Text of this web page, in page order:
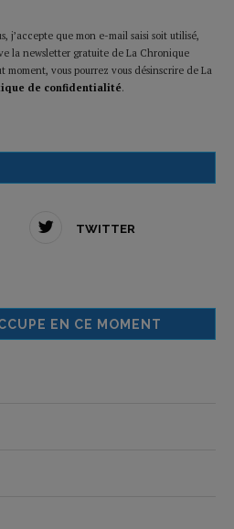
j’accepte que mon e-mail saisi soit utilisé,
la newsletter gratuite de La Chronique
moment, vous pourrez vous désinscrire de La
de confidentialité.
TWITTER
EN CE MOMENT